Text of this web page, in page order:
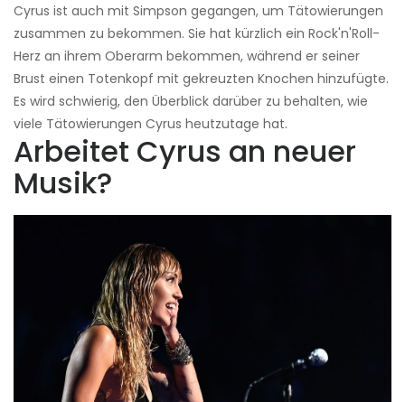
Cyrus ist auch mit Simpson gegangen, um Tätowierungen
zusammen zu bekommen. Sie hat kürzlich ein Rock'n'Roll-
Herz an ihrem Oberarm bekommen, während er seiner
Brust einen Totenkopf mit gekreuzten Knochen hinzufügte.
Es wird schwierig, den Überblick darüber zu behalten, wie
viele Tätowierungen Cyrus heutzutage hat.
Arbeitet Cyrus an neuer
Musik?